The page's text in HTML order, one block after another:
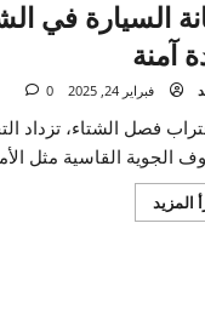
لتنظيف
محرك
السيارة
بطرق
آمنة
وفعّالة
فبراير 24, 2025
فصل الشتاء، تزداد
القاسية مثل